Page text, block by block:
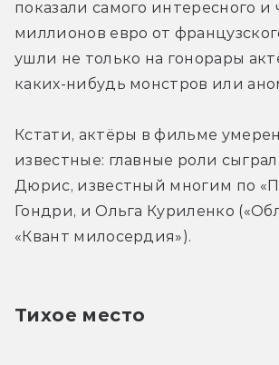
показали самого интересного и
миллионов евро от
ушли не только на гонорары
каких-нибудь монстров или
Кстати, актёры в фильме
известные: главные роли
Дюрис, известный многим по
Гондри, и Ольга Куриленко
«Квант милосердия»).
Тихое место